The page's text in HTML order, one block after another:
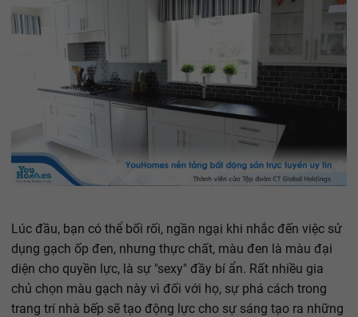
Lúc đầu, bạn có thể bối rối, ngần ngại khi nhắc đến việc sử
dụng gạch ốp đen, nhưng thực chất, màu đen là màu đại
diện cho quyền lực, là sự "sexy" đầy bí ẩn. Rất nhiều gia
chủ chọn màu gạch này vì đối với họ, sự phá cách trong
trang trí nhà bếp sẽ tạo động lực cho sự sáng tạo ra những